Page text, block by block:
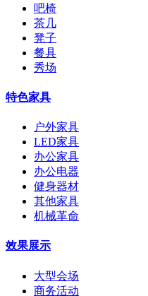
吧椅
茶几
凳子
餐具
秀场
特色家具
户外家具
LED家具
办公家具
办公电器
健身器材
其他家具
机械革命
效果展示
大型会场
商务活动